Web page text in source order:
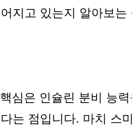
지고 있는지 알아보는
심은 인슐린 분비 능
는 점입니다. 마치 스